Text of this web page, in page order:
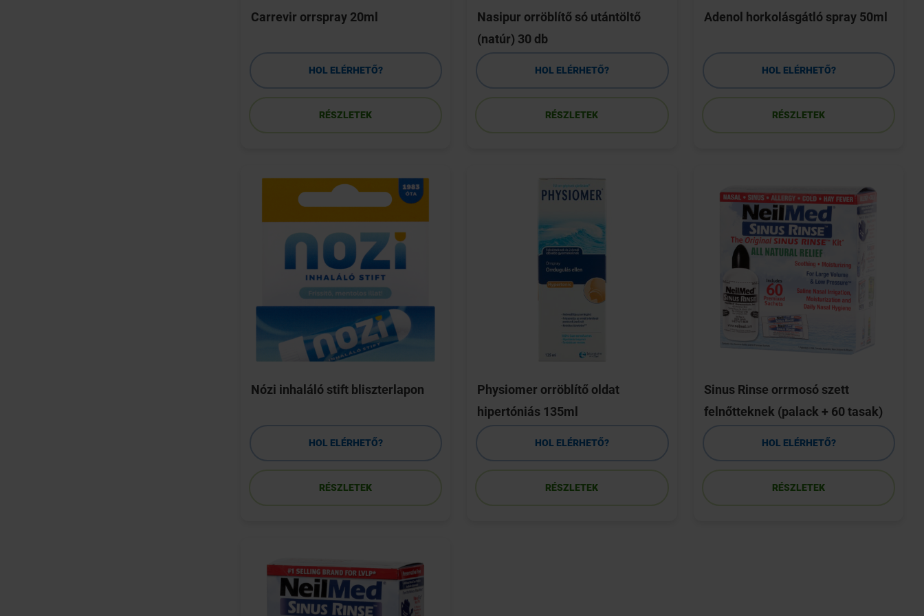
Carrevir orrspray 20ml
HOL ELÉRHETŐ?
RÉSZLETEK
Nasipur orröblítő só utántöltő
(natúr) 30 db
HOL ELÉRHETŐ?
RÉSZLETEK
Adenol horkolásgátló spray 50ml
HOL ELÉRHETŐ?
RÉSZLETEK
Nózi inhaláló stift bliszterlapon
HOL ELÉRHETŐ?
RÉSZLETEK
Physiomer orröblítő oldat
hipertóniás 135ml
HOL ELÉRHETŐ?
RÉSZLETEK
Sinus Rinse orrmosó szett
felnőtteknek (palack + 60 tasak)
HOL ELÉRHETŐ?
RÉSZLETEK